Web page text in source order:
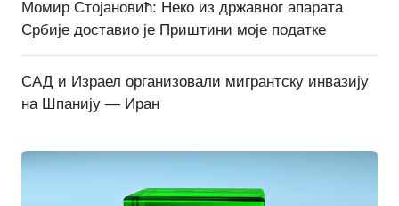
Момир Стојановић: Неко из државног апарата
Србије доставио је Приштини моје податке
САД и Израел организовали мигрантску инвазију
на Шпанију — Иран